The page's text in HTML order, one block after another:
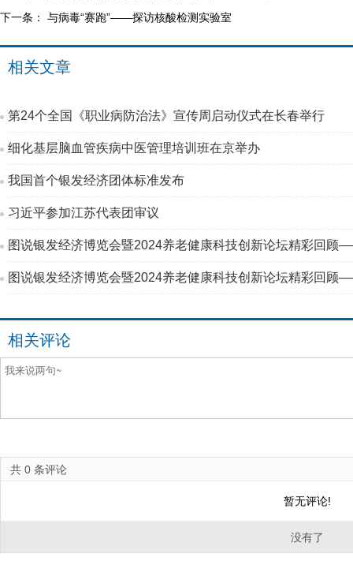
下一条： 与病毒“赛跑”——探访核酸检测实验室
相关文章
第24个全国《职业病防治法》宣传周启动仪式在长春举行
细化基层脑血管疾病中医管理培训班在京举办
我国首个银发经济团体标准发布
习近平参加江苏代表团审议
图说银发经济博览会暨2024养老健康科技创新论坛精彩回顾
图说银发经济博览会暨2024养老健康科技创新论坛精彩回顾
相关评论
共 0 条评论
暂无评论!
没有了